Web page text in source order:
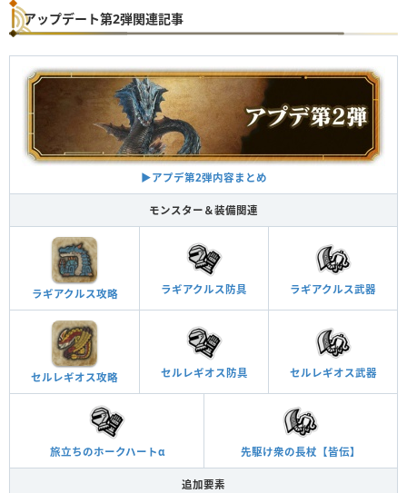
アップデート第2弾関連記事
▶︎アプデ第2弾内容まとめ
モンスター＆装備関連
ラギアクルス攻略 ラギアクルス防具 ラギアクルス武器
セルレギオス攻略 セルレギオス防具 セルレギオス武器
旅立ちのホークハートα 先駆け衆の長杖【皆伝】
追加要素